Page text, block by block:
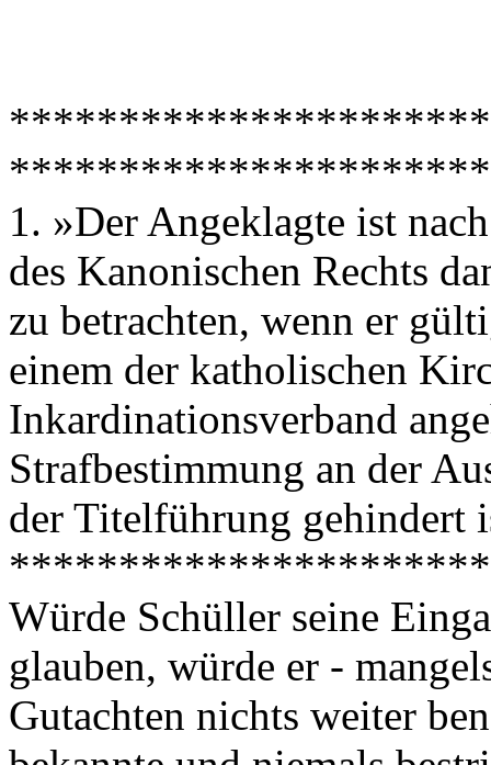
1. »Der Angeklagte ist
des Kanonischen Rechts
zu betrachten, wenn er
einem der katholischen
Inkardinationsverband
Strafbestimmung an der
der Titelführung gehindert
Würde Schüller seine
glauben, würde er -
Gutachten nichts weiter